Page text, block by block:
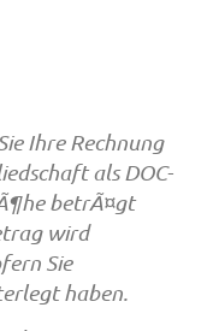
Ihre Rechnung
als DOC-
betrÃ¤gt
wird
Sie
haben.